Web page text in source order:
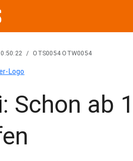
/ OTS0054 OTW0054
Schon ab